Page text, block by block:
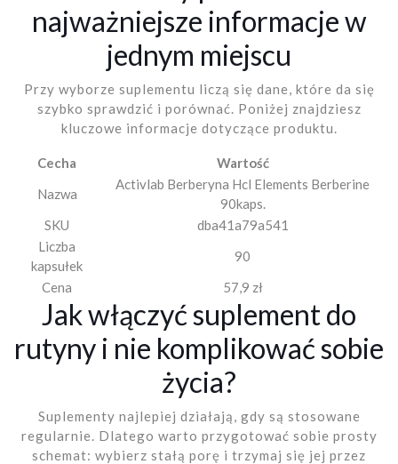
najważniejsze informacje w
jednym miejscu
Przy wyborze suplementu liczą się dane, które da się
szybko sprawdzić i porównać. Poniżej znajdziesz
kluczowe informacje dotyczące produktu.
Cecha
Wartość
Nazwa
Activlab Berberyna Hcl Elements Berberine
90kaps.
SKU
dba41a79a541
Liczba
kapsułek
90
Cena
57,9 zł
Jak włączyć suplement do
rutyny i nie komplikować sobie
życia?
Suplementy najlepiej działają, gdy są stosowane
regularnie. Dlatego warto przygotować sobie prosty
schemat: wybierz stałą porę i trzymaj się jej przez